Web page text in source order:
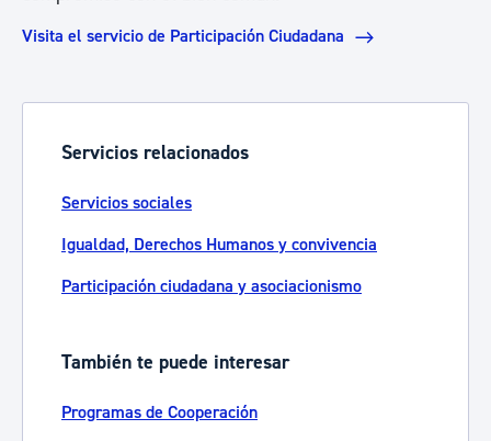
Visita el servicio de Participación Ciudadana
Servicios relacionados
Servicios sociales
Igualdad, Derechos Humanos y convivencia
Participación ciudadana y asociacionismo
También te puede interesar
Programas de Cooperación